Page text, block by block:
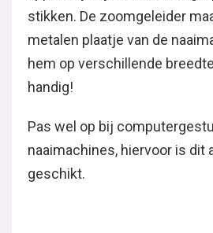
stikken. De zoomgeleider
metalen plaatje van de
hem op verschillende
handig!
Pas wel op bij
naaimachines, hiervoor is dit
geschikt.